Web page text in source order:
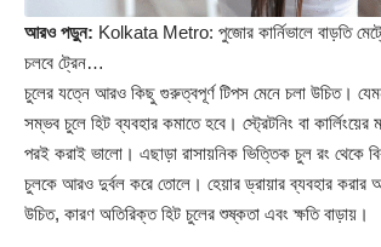
আরও পড়ুন: Kolkata Metro: পুজোর কার্নিভালে বাড়তি
চলবে ট্রেন…
চুলের যত্নে আরও কিছু গুরুত্বপূর্ণ টিপস মেনে চলা উচিত।
সম্ভব চুলে হিট ব্যবহার কমাতে হবে। স্ট্রেটনিং বা কার্লিংয়ের
পরই করাই ভালো। এছাড়া রাসায়নিক ভিত্তিক চুল রং থেকে
চুলকে আরও দুর্বল করে তোলে। হেয়ার ড্রায়ার ব্যবহার করার
উচিত, কারণ অতিরিক্ত হিট চুলের শুষ্কতা এবং ক্ষতি বাড়ায়।